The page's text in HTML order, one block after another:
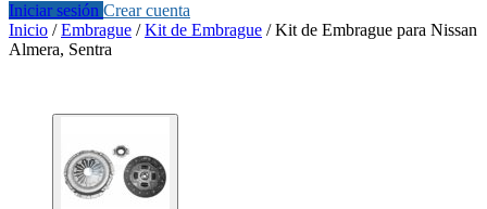
Iniciar sesión Crear cuenta
Inicio /Embrague /Kit de Embrague /Kit de Embrague para Nissan
Almera, Sentra